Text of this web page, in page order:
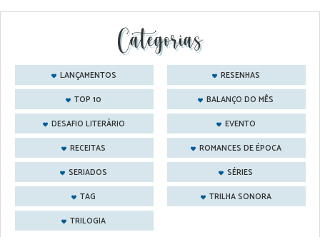
Categorias
LANÇAMENTOS
RESENHAS
TOP 10
BALANÇO DO MÊS
DESAFIO LITERÁRIO
EVENTO
RECEITAS
ROMANCES DE ÉPOCA
SERIADOS
SÉRIES
TAG
TRILHA SONORA
TRILOGIA